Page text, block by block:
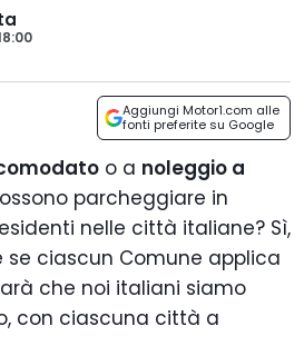
Aggiungi Motor1.com alle
fonti preferite su Google
o a noleggio a
parcheggiare in
nelle città italiane? Sì,
se ciascun Comune applica
che noi italiani siamo
con ciascuna città a